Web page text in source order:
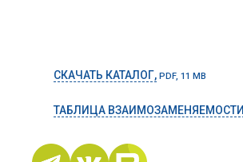
СКАЧАТЬ КАТАЛОГ, PDF, 11 MB
ТАБЛИЦА ВЗАИМОЗАМЕНЯЕМОСТИ